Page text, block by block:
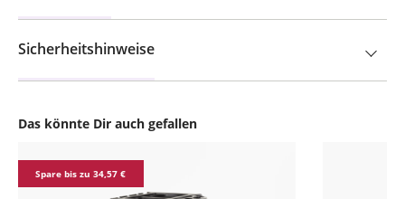
Das könnte Dir auch gefallen
Spare bis zu 34,57 €
Sicherheitshinweise